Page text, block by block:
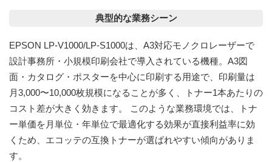
典型的な業務シーン
EPSON LP-V1000/LP-S1000は、A3対応モノクロレーザーで
設計事務所・小規模印刷会社で導入されている機種。A3図
面・カタログ・ポスターを中心に印刷する用途で、印刷量は
月3,000〜10,000枚規模になることが多く、トナー1本あたりの
コスト差が大きく効きます。 このような業務環境では、トナ
ー単価を月単位・年単位で最適化する効果が直接利益率に効
くため、エコッテの互換トナーが選ばれやすい傾向がありま
す。